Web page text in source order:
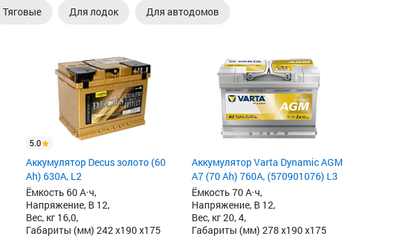
Тяговые Для лодок Для автодомов
5.0
Аккумулятор Decus золото (60
Ah) 630A, L2
Ёмкость 60 А·ч,
Напряжение, В 12,
Вес, кг 16,0,
Габариты (мм) 242 x190 x175
Аккумулятор Varta Dynamic AGM
A7 (70 Ah) 760A, (570901076) L3
Ёмкость 70 А·ч,
Напряжение, В 12,
Вес, кг 20, 4,
Габариты (мм) 278 x190 x175